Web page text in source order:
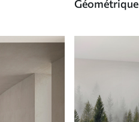
Géométrique